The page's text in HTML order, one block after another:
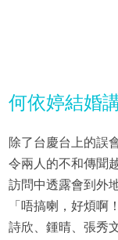
何依婷結婚
除了台慶台上的誤
令兩人的不和傳聞
訪問中透露會到外
「唔搞喇，好煩啊
詩欣、鍾晴、張秀